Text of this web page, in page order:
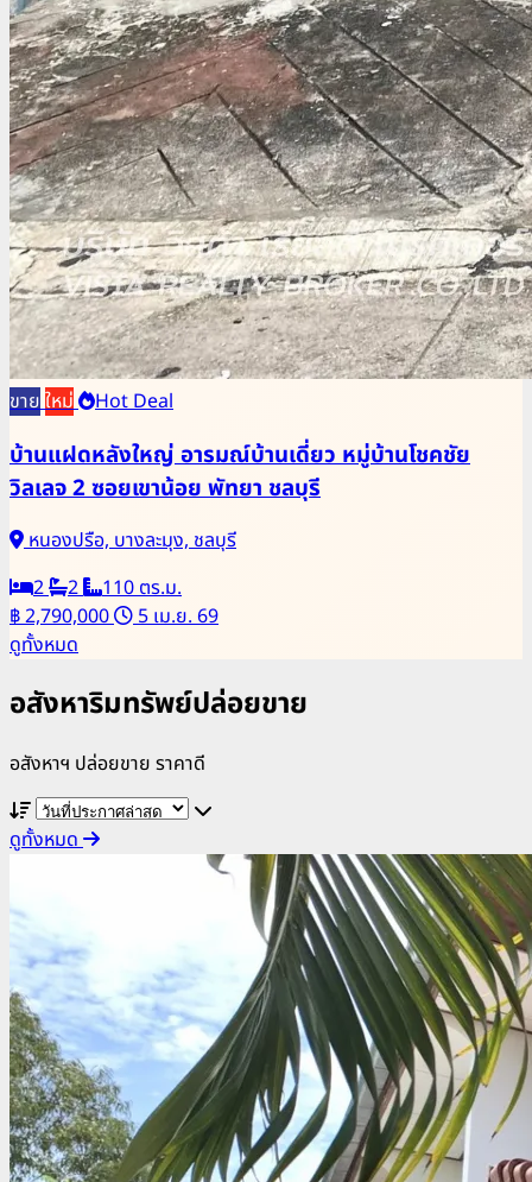
ขายใหม่ Hot Deal
บ้านแฝดหลังใหญ่ อารมณ์บ้านเดี่ยว หมู่บ้านโชคชัย
วิลเลจ 2 ซอยเขาน้อย พัทยา ชลบุรี
หนองปรือ, บางละมุง, ชลบุรี
2
2
110 ตร.ม.
฿ 2,790,000
5 เม.ย. 69
ดูทั้งหมด
อสังหาริมทรัพย์ปล่อยขาย
อสังหาฯ ปล่อยขาย ราคาดี
ดูทั้งหมด